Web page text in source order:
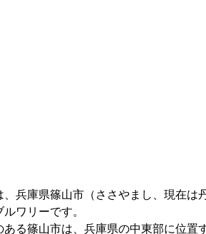
兵庫県篠山市（ささやまし、現在は
ワリーです。
ある篠山市は、兵庫県の中東部に位置